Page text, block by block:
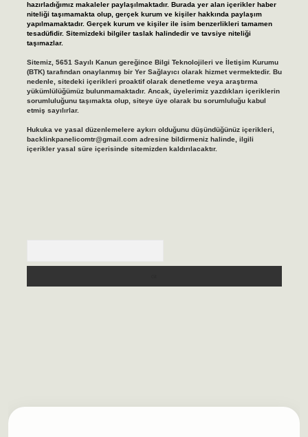
hazırladığımız makaleler paylaşılmaktadır. Burada yer alan içerikler haber
niteliği taşımamakta olup, gerçek kurum ve kişiler hakkında paylaşım
yapılmamaktadır. Gerçek kurum ve kişiler ile isim benzerlikleri tamamen
tesadüfidir. Sitemizdeki bilgiler taslak halindedir ve tavsiye niteliği
taşımazlar.
Sitemiz, 5651 Sayılı Kanun gereğince Bilgi Teknolojileri ve İletişim Kurumu
(BTK) tarafından onaylanmış bir Yer Sağlayıcı olarak hizmet vermektedir. Bu
nedenle, sitedeki içerikleri proaktif olarak denetleme veya araştırma
yükümlülüğümüz bulunmamaktadır. Ancak, üyelerimiz yazdıkları içeriklerin
sorumluluğunu taşımakta olup, siteye üye olarak bu sorumluluğu kabul
etmiş sayılırlar.
Hukuka ve yasal düzenlemelere aykırı olduğunu düşündüğünüz içerikleri,
backlinkpanelicomtr@gmail.comadresine bildirmeniz halinde, ilgili
içerikler yasal süre içerisinde sitemizden kaldırılacaktır.